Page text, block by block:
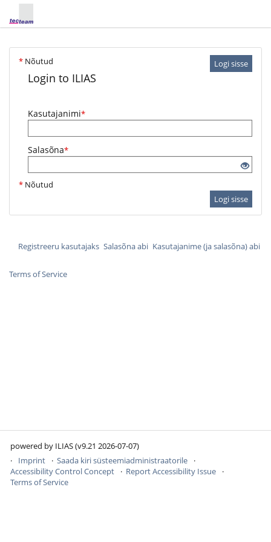
Logi sisse
* Nõutud
Login to ILIAS
Kasutajanimi*
Salasõna*
* Nõutud
Logi sisse
Registreeru kasutajaks Salasõna abi Kasutajanime (ja salasõna) abi
Terms of Service
powered by ILIAS (v9.21 2026-07-07)
Imprint
Saada kiri süsteemiadministraatorile
Accessibility Control Concept
Report Accessibility Issue
Terms of Service